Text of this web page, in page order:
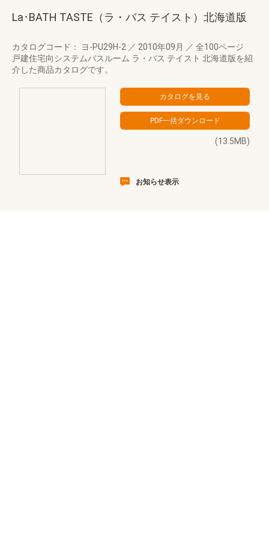
La･BATH TASTE（ラ・バス テイスト）北海道版
カタログコード： ヨ-PU29H-2 ／ 2010年09月 ／ 全100ページ
戸建住宅向システムバスルーム ラ・バス テイスト 北海道版を紹
介した商品カタログです。
(13.5MB)
お知らせ表示